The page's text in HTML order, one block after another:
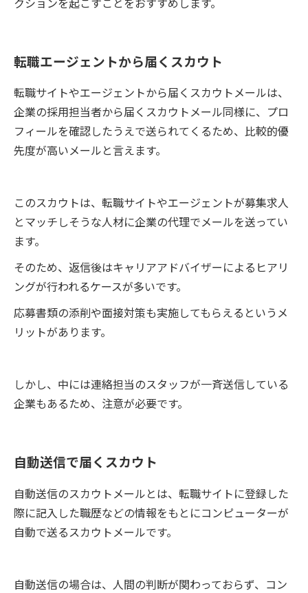
転職エージェントから届くスカウト
転職サイトやエージェントから届くスカウトメールは、
企業の採用担当者から届くスカウトメール同様に、プロ
フィールを確認したうえで送られてくるため、比較的優
先度が高いメールと言えます。
このスカウトは、転職サイトやエージェントが募集求人
とマッチしそうな人材に企業の代理でメールを送ってい
ます。
そのため、返信後はキャリアアドバイザーによるヒアリ
ングが行われるケースが多いです。
応募書類の添削や面接対策も実施してもらえるというメ
リットがあります。
しかし、中には連絡担当のスタッフが一斉送信している
企業もあるため、注意が必要です。
自動送信で届くスカウト
自動送信のスカウトメールとは、転職サイトに登録した
際に記入した職歴などの情報をもとにコンピューターが
自動で送るスカウトメールです。
自動送信の場合は、人間の判断が関わっておらず、コン